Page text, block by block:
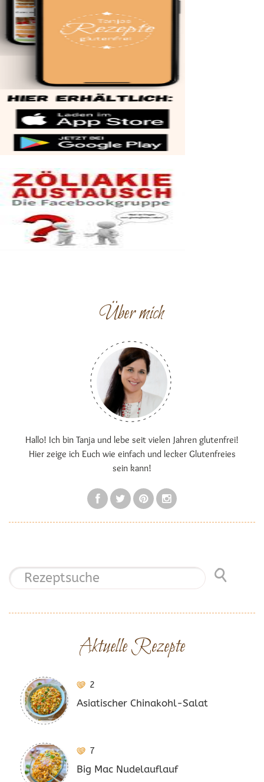
Über mich
Hallo! Ich bin Tanja und lebe seit vielen Jahren glutenfrei!
Hier zeige ich Euch wie einfach und lecker Glutenfreies
sein kann!
Aktuelle Rezepte
2
Asiatischer Chinakohl-Salat
7
Big Mac Nudelauflauf